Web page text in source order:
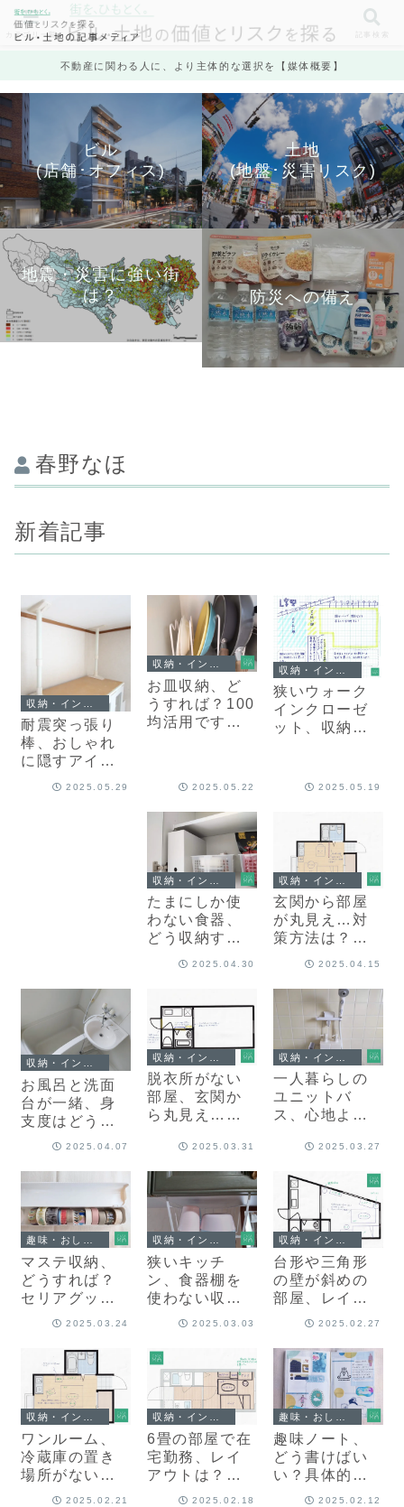
不動産に関わる人に、より主体的な選択を【媒体概要】
ビル
(店舗･オフィス)
土地
(地盤･災害リスク)
地震・災害に強い街
は？
防災への備え
春野なほ
新着記事
耐震突っ張り
棒、おしゃれ
に隠すアイデ
アは？安全性
2025.05.29
お皿収納、ど
うすれば？100
均活用ですっ
2025.05.22
狭いウォーク
インクローゼ
ット、収納
用例
2025.05.19
たまにしか使
わない食器、
どう収納す
る？プロおす
2025.04.30
玄関から部屋
が丸見え…対
策方法は？目
隠しアイデア
を紹介
2025.04.15
お風呂と洗面
台が一緒、身
支度はどうす
る？使い方の
ア紹介
2025.04.07
脱衣所がない
部屋、玄関か
ら丸見え…着
ロがすっきり
解決
2025.03.31
一人暮らしの
ユニットバ
ス、心地よく
納術＆入浴方
2025.03.27
マステ収納、
どうすれば？
セリアグッズ
を活用したプ
を紹介
2025.03.24
狭いキッチ
ン、食器棚を
使わない収納
方法は？アイ
紹介
2025.03.03
台形や三角形
の壁が斜めの
部屋、レイア
ウトはどうす
例を紹介
2025.02.27
ワンルーム、
冷蔵庫の置き
場所がない…
どうレイアウ
2025.02.21
6畳の部屋で在
宅勤務、レイ
アウトは？働
きやすい空間
2025.02.18
趣味ノート、
どう書けばい
い？具体的な
使い方や中身
2025.02.12
カテゴリ一覧